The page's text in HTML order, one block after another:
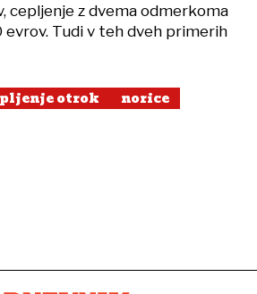
cepljenje z dvema odmerkoma
Tudi v teh dveh primerih
otrok
norice